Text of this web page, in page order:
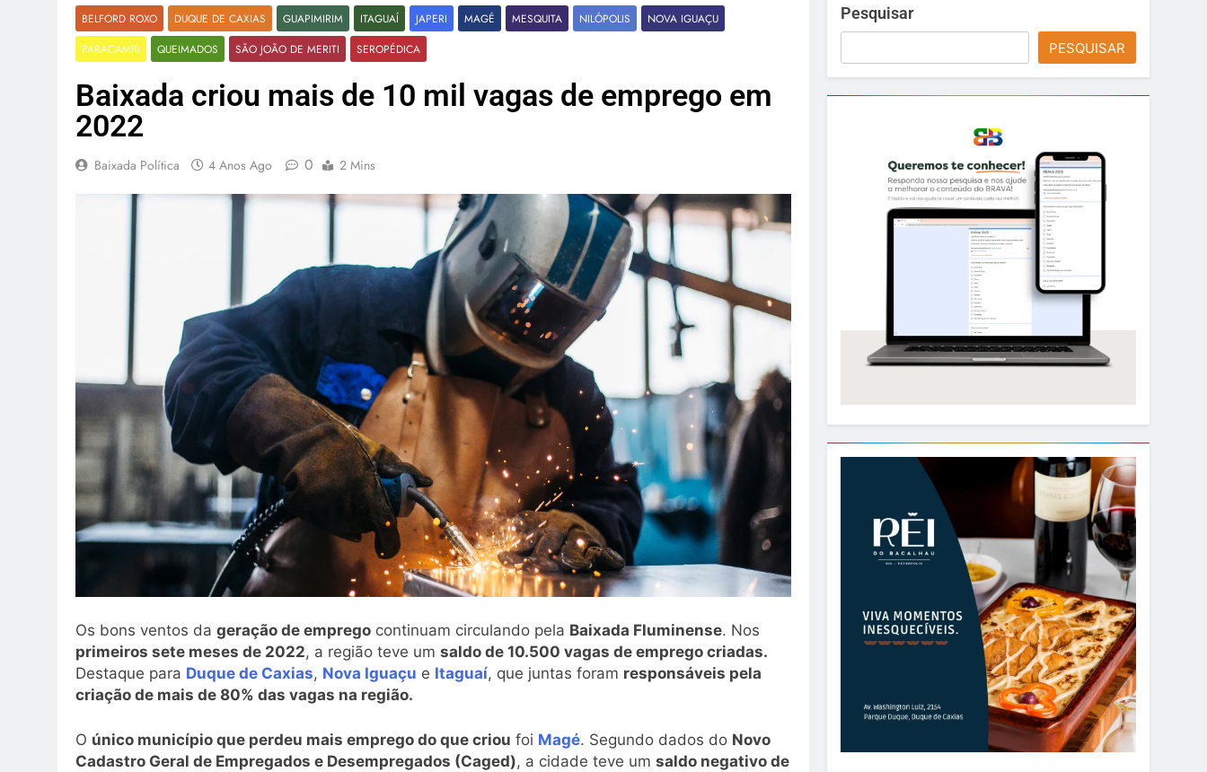
BELFORD ROXO DUQUE DE CAXIAS GUAPIMIRIM ITAGUAÍ JAPERI MAGÉ MESQUITA NILÓPOLIS
NOVA IGUAÇU
PARACAMBI
QUEIMADOS SÃO JOÃO DE MERITI SEROPÉDICA
Baixada criou mais de 10 mil vagas de emprego em
2022
Baixada Política 4 Anos Ago 0 2 Mins
Os bons ventos da geração de emprego continuam circulando pela Baixada Fluminense. Nos
primeiros sete meses de 2022, a região teve um saldo de 10.500 vagas de emprego criadas.
Destaque para Duque de Caxias, Nova Iguaçu e Itaguaí, que juntas foram responsáveis pela
criação de mais de 80% das vagas na região.
O único município que perdeu mais emprego do que criou foi Magé. Segundo dados do Novo
Cadastro Geral de Empregados e Desempregados (Caged), a cidade teve um saldo negativo de
Pesquisar
PESQUISAR